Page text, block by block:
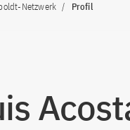
Netzwerk Profil